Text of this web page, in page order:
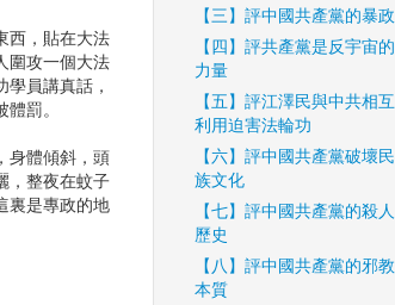
西，貼在大法
圍攻一個大法
員講真話，
罰。
身體傾斜，頭
，整夜在蚊子
裏是專政的地
【三】評中國共產黨的暴政
【四】評共產黨是反宇宙的
力量
【五】評江澤民與中共相互
利用迫害法輪功
【六】評中國共產黨破壞民
族文化
【七】評中國共產黨的殺人
歷史
【八】評中國共產黨的邪教
本質